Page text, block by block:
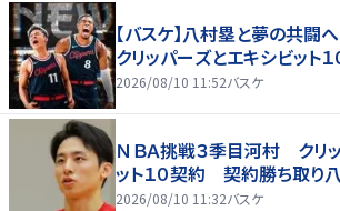
【バスケ】八村塁と夢の共闘
クリッパーズとエキシビット
2026/08/10 11:52バスケ
ＮＢＡ挑戦３季目河村 クリ
ット１０契約 契約勝ち取り
2026/08/10 11:32バスケ